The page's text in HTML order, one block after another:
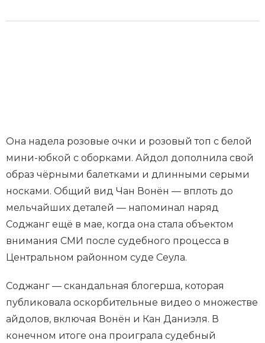
Она надела розовые очки и розовый топ с белой
мини-юбкой с оборками. Айдол дополнила свой
образ чёрными балетками и длинными серыми
носками. Общий вид Чан Вонён — вплоть до
мельчайших деталей — напоминал наряд
Соджанг ещё в мае, когда она стала объектом
внимания СМИ после судебного процесса в
Центральном районном суде Сеула.
Соджанг — скандальная блогерша, которая
публиковала оскорбительные видео о множестве
айдолов, включая Вонён и Кан Даниэля. В
конечном итоге она проиграла судебный